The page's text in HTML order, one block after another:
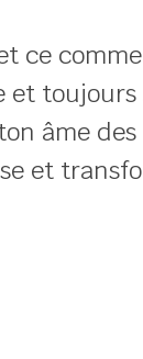
ce
et
âme
et